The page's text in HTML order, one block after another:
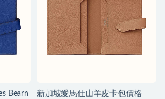
Bearn
新加坡愛馬仕山羊皮卡包價格